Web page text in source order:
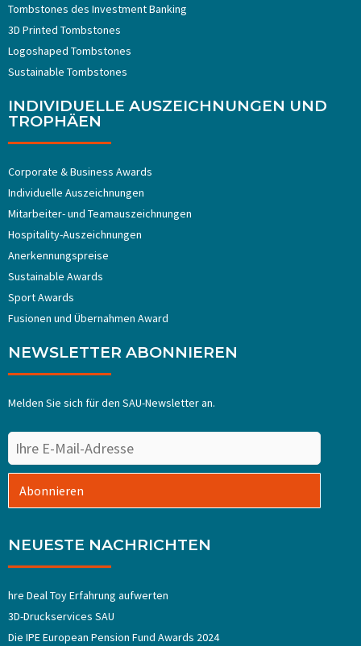
Tombstones ​​des Investment Banking
3D Printed Tombstones
Logoshaped Tombstones
Sustainable Tombstones
INDIVIDUELLE AUSZEICHNUNGEN UND
TROPHÄEN
Corporate & Business Awards
Individuelle Auszeichnungen
Mitarbeiter- und Teamauszeichnungen
Hospitality-Auszeichnungen
Anerkennungspreise
Sustainable Awards
Sport Awards
Fusionen und Übernahmen Award
NEWSLETTER ABONNIEREN
Melden Sie sich für den SAU-Newsletter an.
Abonnieren
NEUESTE NACHRICHTEN
hre Deal Toy Erfahrung aufwerten
3D-Druckservices SAU
Die IPE European Pension Fund Awards 2024